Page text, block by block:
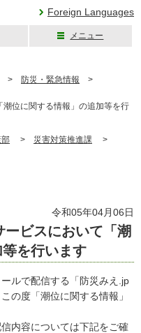
Foreign Languages
メニュー
> 防災・緊急情報 >
位に関する情報」の追加等を行
部 > 災害対策推進課 >
令和05年04月06日
ビスにおいて「潮
を行います
ルで配信する「防災みえ.jp
の度「潮位に関する情報」
内容については下記をご確